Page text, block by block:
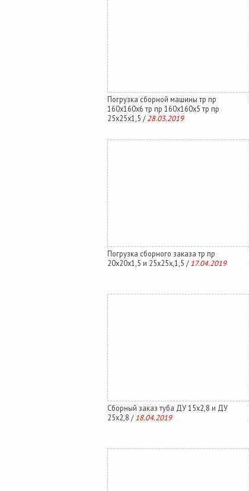
Погрузка сборной машины тр пр
160х160х6 тр пр 160х160х5 тр пр
25х25х1,5 / 28.03.2019
Погрузка сборного заказа тр пр
20х20х1,5 и 25х25х,1,5 / 17.04.2019
Сборный заказ туба ДУ 15х2,8 и ДУ
25х2,8 / 18.04.2019